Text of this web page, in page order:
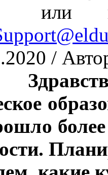
или в
/